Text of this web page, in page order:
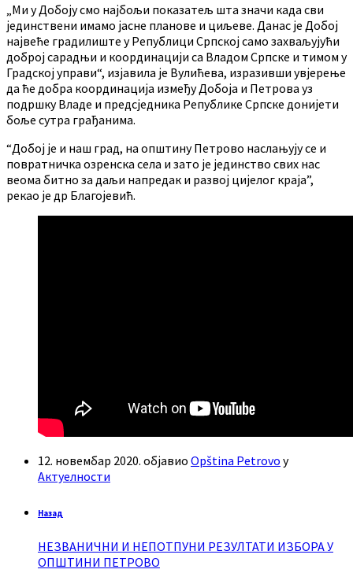
„Ми у Добоју смо најбољи показатељ шта значи када сви
јединствени имамо јасне планове и циљеве. Данас је Добој
највеће градилиште у Републици Српској само захваљујући
доброј сарадњи и координацији са Владом Српске и тимом у
Градској управи“, изјавила је Вулићева, изразивши увјерење
да ће добра координација између Добоја и Петрова уз
подршку Владе и предсједника Републике Српске донијети
боље сутра грађанима.
“Добој је и наш град, на општину Петрово наслањују се и
повратничка озренска села и зато је јединство свих нас
веома битно за даљи напредак и развој цијелог краја”,
рекао је др Благојевић.
12. новембар 2020. објавио Opština Petrovo у
Актуелности
Назад
НЕЗВАНИЧНИ И НЕПОТПУНИ РЕЗУЛТАТИ ИЗБОРА У
ОПШТИНИ ПЕТРОВО